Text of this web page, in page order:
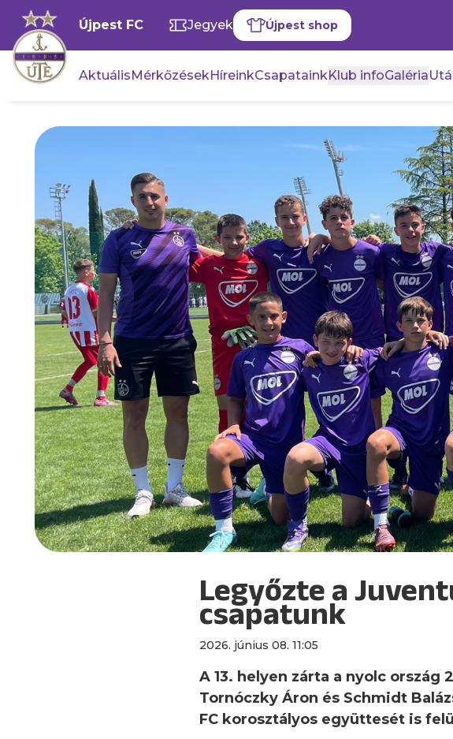
Újpest FC Jegyek Újpest shop
AktuálisMérkőzésekHíreinkCsapatainkKlub infoGaléria
Legyőzte a
csapatunk
2026. június 08. 11:05
A 13. helyen zárta a nyolc
Tornóczky Áron és Schmidt
FC korosztályos együttesét is